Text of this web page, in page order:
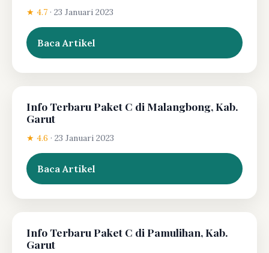
★ 4.7 · 23 Januari 2023
Baca Artikel
Info Terbaru Paket C di Malangbong, Kab.
Garut
★ 4.6 · 23 Januari 2023
Baca Artikel
Info Terbaru Paket C di Pamulihan, Kab.
Garut